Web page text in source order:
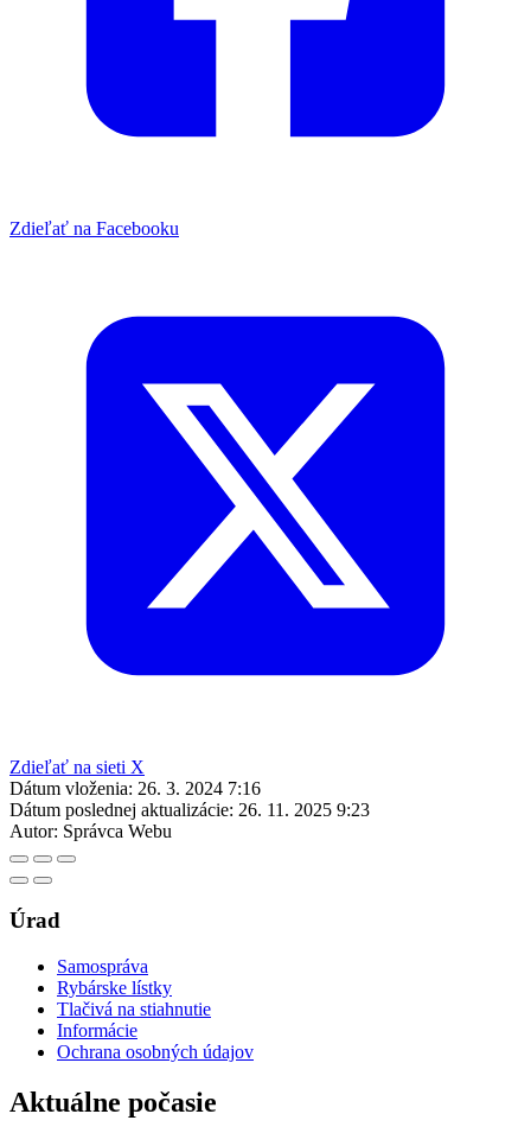
Zdieľať na Facebooku
Zdieľať na sieti X
Dátum vloženia: 26. 3. 2024 7:16
Dátum poslednej aktualizácie: 26. 11. 2025 9:23
Autor: Správca Webu
Úrad
Samospráva
Rybárske lístky
Tlačivá na stiahnutie
Informácie
Ochrana osobných údajov
Aktuálne počasie